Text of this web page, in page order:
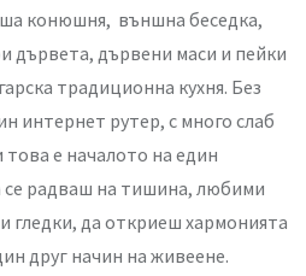
конюшня, външна беседка,
дървета, дървени маси и пейки
традиционна кухня. Без
интернет рутер, с много слаб
това е началото на един
се радваш на тишина, любими
гледки, да откриеш хармонията
друг начин на живеене.